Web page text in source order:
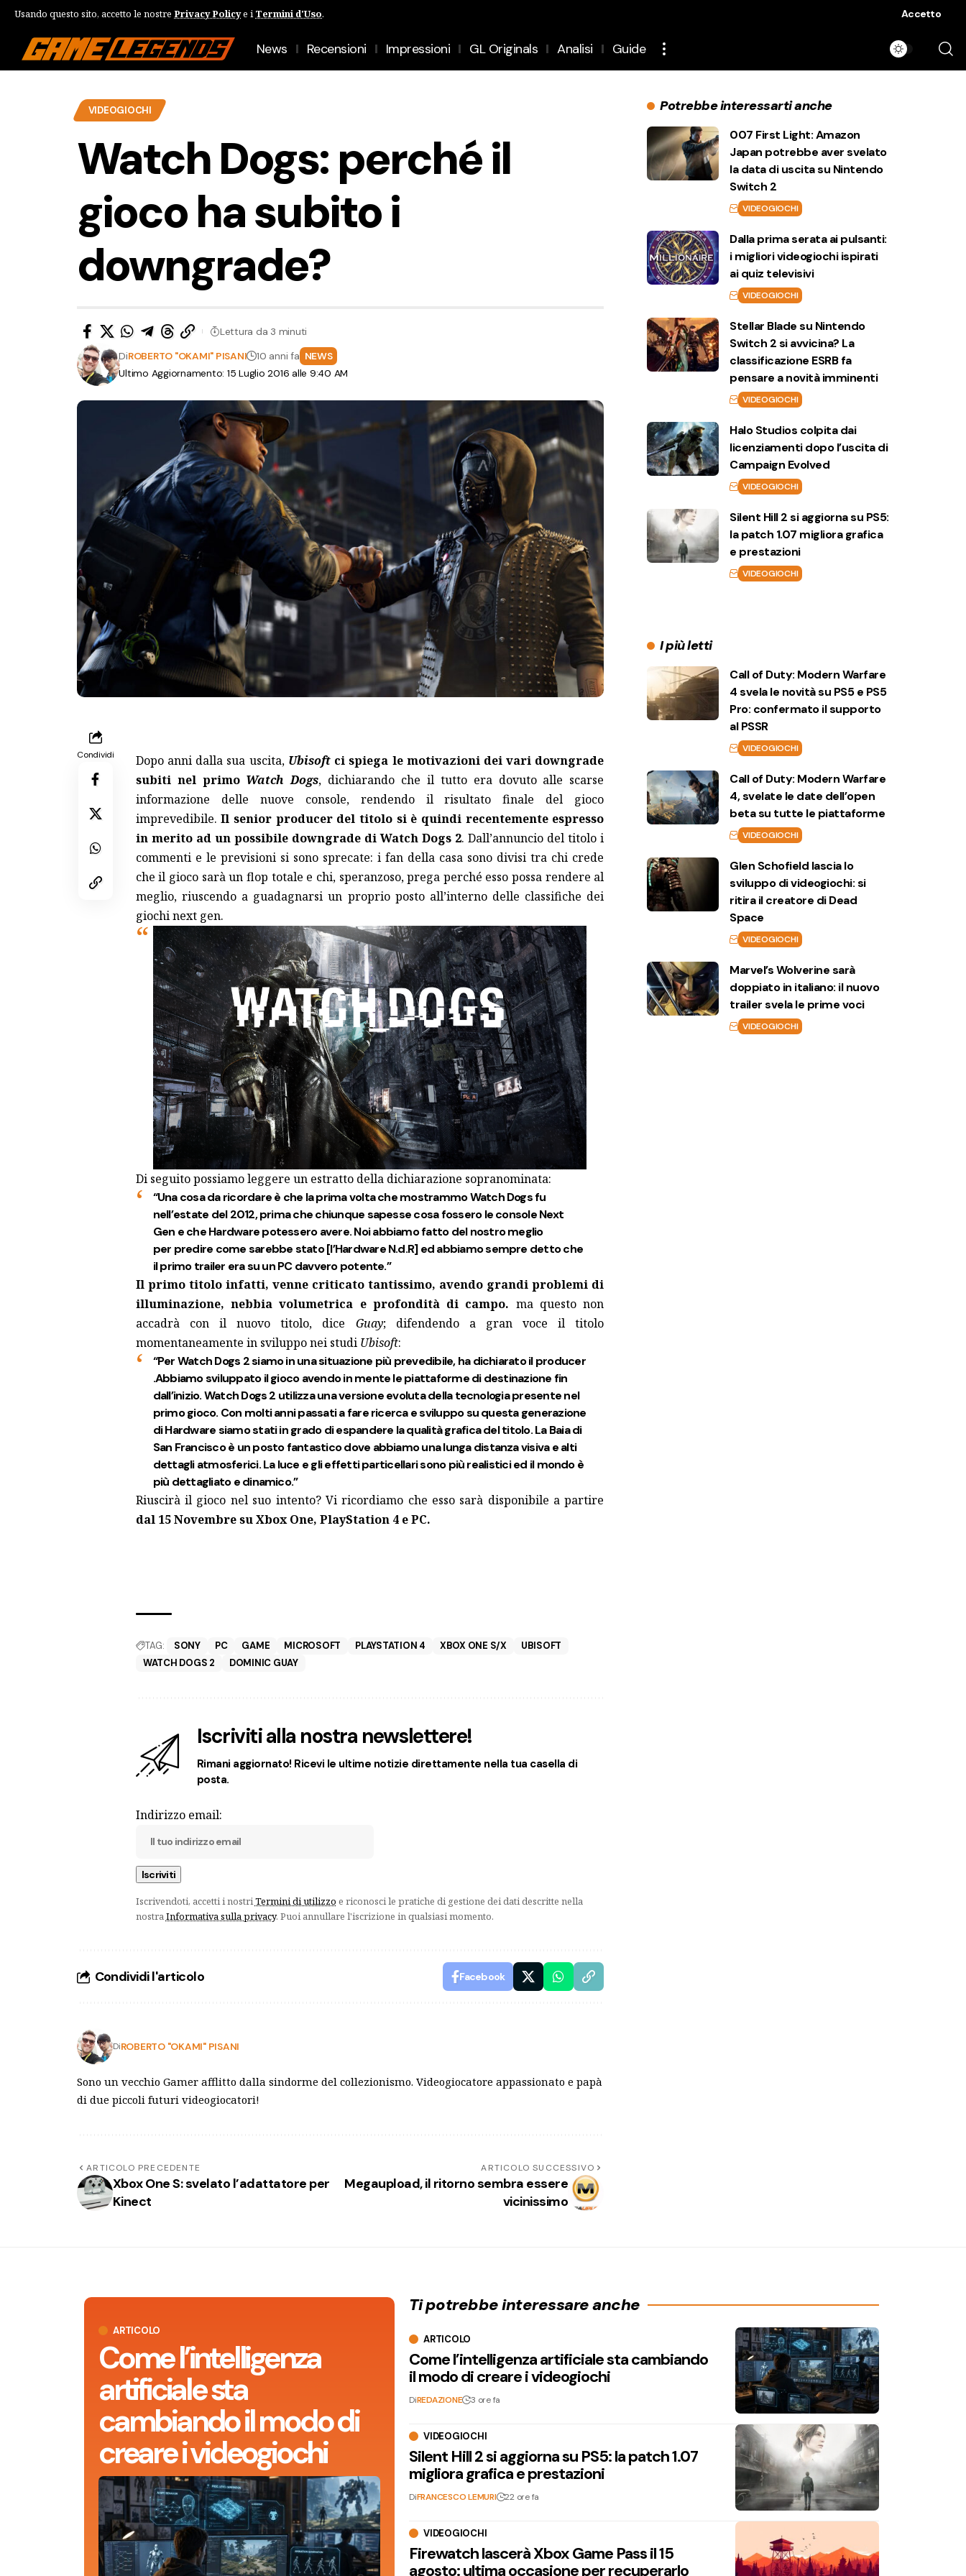
Usando questo sito, accetto le nostre Privacy Policye i Termini d'Uso. Accetto
News Recensioni Impressioni GL Originals Analisi Guide
VIDEOGIOCHI
Watch Dogs: perché il
gioco ha subito i
downgrade?
Ultimo Aggiornamento: 15 Luglio 2016 alle 9:40 AM
DiROBERTO "OKAMI" PISANI 10 anni fa NEWS
Lettura da 3 minuti
Condividi Dopo anni dalla sua uscita,Ubisoftci spiega le motivazioni dei vari downgrade
subiti nel primo Watch Dogs, dichiarando che il tutto era dovuto alle scarse
informazione delle nuove console, rendendo il risultato finale del gioco
imprevedibile.Il senior producer del titolo si è quindi recentemente espresso
in merito ad un possibile downgrade di Watch Dogs 2. Dall’annuncio del titolo i
commenti e le previsioni si sono sprecate: i fan della casa sono divisi tra chi crede
che il gioco sarà un flop totale e chi, speranzoso, prega perché esso possa rendere al
meglio, riuscendo a guadagnarsi un proprio posto all’interno delle classifiche dei
giochi next gen.
Di seguito possiamo leggere un estratto della dichiarazione sopranominata:
“Una cosa da ricordare è che la prima volta che mostrammo Watch Dogs fu
nell’estate del 2012, prima che chiunque sapesse cosa fossero le console Next
Gen e che Hardware potessero avere. Noi abbiamo fatto del nostro meglio
per predire come sarebbe stato [l’Hardware N.d.R] ed abbiamo sempre detto che
il primo trailer era su un PC davvero potente.”
Il primo titolo infatti, venne criticato tantissimo, avendo grandi problemi di
illuminazione, nebbia volumetrica e profondità di campo. ma questo non
accadrà con il nuovo titolo, dice Guay; difendendo a gran voce il titolo
momentaneamente in sviluppo nei studi Ubisoft:
“Per Watch Dogs 2 siamo in una situazione più prevedibile, ha dichiarato il producer
.Abbiamo sviluppato il gioco avendo in mente le piattaforme di destinazione fin
dall’inizio. Watch Dogs 2 utilizza una versione evoluta della tecnologia presente nel
primo gioco. Con molti anni passati a fare ricerca e sviluppo su questa generazione
di Hardware siamo stati in grado di espandere la qualità grafica del titolo. La Baia di
San Francisco è un posto fantastico dove abbiamo una lunga distanza visiva e alti
dettagli atmosferici. La luce e gli effetti particellari sono più realistici ed il mondo è
più dettagliato e dinamico.”
Riuscirà il gioco nel suo intento? Vi ricordiamo che esso sarà disponibile a partire
dal 15 Novembre su Xbox One, PlayStation 4 e PC.
TAG: SONY PC GAME MICROSOFT PLAYSTATION 4 XBOX ONE S/X
UBISOFT
WATCH DOGS 2
DOMINIC GUAY
Iscriviti alla nostra newslettere!
Rimani aggiornato! Ricevi le ultime notizie direttamente nella tua casella di
posta.
Indirizzo email:
Iscrivendoti, accetti i nostriTermini di utilizzo e riconosci le pratiche di gestione dei dati descritte nella
nostraInformativa sulla privacy. Puoi annullare l'iscrizione in qualsiasi momento.
Condividi l'articolo Facebook
DiROBERTO "OKAMI" PISANI
Sono un vecchio Gamer afflitto dalla sindorme del collezionismo. Videogiocatore appassionato e papà
di due piccoli futuri videogiocatori!
ARTICOLO PRECEDENTE
Xbox One S: svelato l’adattatore per
Kinect
ARTICOLO SUCCESSIVO
Megaupload, il ritorno sembra essere
vicinissimo
Potrebbe interessarti anche
007 First Light: Amazon
Japan potrebbe aver svelato
la data di uscita su Nintendo
Switch 2
VIDEOGIOCHI
Dalla prima serata ai pulsanti:
i migliori videogiochi ispirati
ai quiz televisivi
VIDEOGIOCHI
Stellar Blade su Nintendo
Switch 2 si avvicina? La
classificazione ESRB fa
pensare a novità imminenti
VIDEOGIOCHI
Halo Studios colpita dai
licenziamenti dopo l’uscita di
Campaign Evolved
VIDEOGIOCHI
Silent Hill 2 si aggiorna su PS5:
la patch 1.07 migliora grafica
e prestazioni
VIDEOGIOCHI
I più letti
Call of Duty: Modern Warfare
4 svela le novità su PS5 e PS5
Pro: confermato il supporto
al PSSR
VIDEOGIOCHI
Call of Duty: Modern Warfare
4, svelate le date dell’open
beta su tutte le piattaforme
VIDEOGIOCHI
Glen Schofield lascia lo
sviluppo di videogiochi: si
ritira il creatore di Dead
Space
VIDEOGIOCHI
Marvel’s Wolverine sarà
doppiato in italiano: il nuovo
trailer svela le prime voci
VIDEOGIOCHI
ARTICOLO
Come l’intelligenza
artificiale sta
cambiando il modo di
creare i videogiochi
Ti potrebbe interessare anche
ARTICOLO
Come l’intelligenza artificiale sta cambiando
il modo di creare i videogiochi
DiREDAZIONE 3 ore fa
VIDEOGIOCHI
Silent Hill 2 si aggiorna su PS5: la patch 1.07
migliora grafica e prestazioni
DiFRANCESCO LEMURI 22 ore fa
VIDEOGIOCHI
Firewatch lascerà Xbox Game Pass il 15
agosto: ultima occasione per recuperarlo